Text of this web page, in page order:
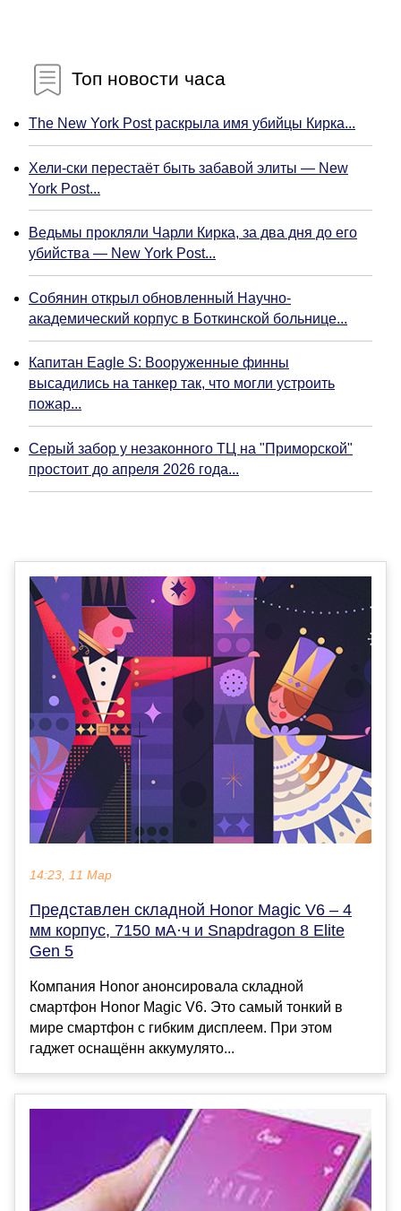
Топ новости часа
The New York Post раскрыла имя убийцы Кирка...
Хели-ски перестаёт быть забавой элиты — New
York Post...
Ведьмы прокляли Чарли Кирка, за два дня до его
убийства — New York Post...
Собянин открыл обновленный Научно-
академический корпус в Боткинской больнице...
Капитан Eagle S: Вооруженные финны
высадились на танкер так, что могли устроить
пожар...
Серый забор у незаконного ТЦ на "Приморской"
простоит до апреля 2026 года...
14:23, 11 Мар
Представлен складной Honor Magic V6 – 4
мм корпус, 7150 мА·ч и Snapdragon 8 Elite
Gen 5
Компания Honor анонсировала складной
смартфон Honor Magic V6. Это самый тонкий в
мире смартфон с гибким дисплеем. При этом
гаджет оснащённ аккумулято...